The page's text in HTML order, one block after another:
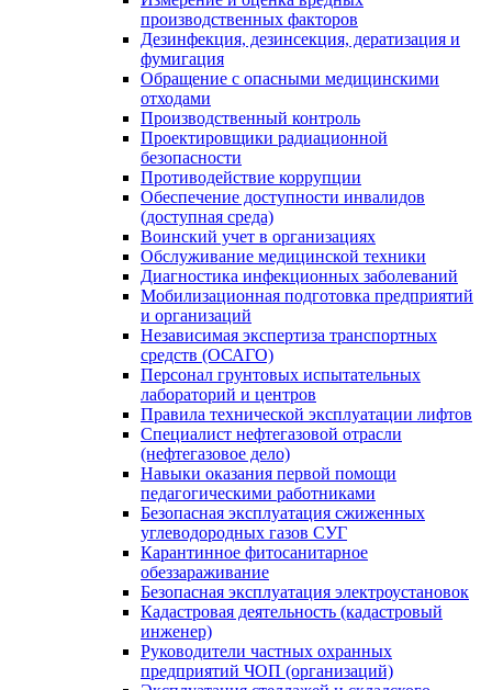
производственных факторов
Дезинфекция, дезинсекция, дератизация и
фумигация
Обращение с опасными медицинскими
отходами
Производственный контроль
Проектировщики радиационной
безопасности
Противодействие коррупции
Обеспечение доступности инвалидов
(доступная среда)
Воинский учет в организациях
Обслуживание медицинской техники
Диагностика инфекционных заболеваний
Мобилизационная подготовка предприятий
и организаций
Независимая экспертиза транспортных
средств (ОСАГО)
Персонал грунтовых испытательных
лабораторий и центров
Правила технической эксплуатации лифтов
Специалист нефтегазовой отрасли
(нефтегазовое дело)
Навыки оказания первой помощи
педагогическими работниками
Безопасная эксплуатация сжиженных
углеводородных газов СУГ
Карантинное фитосанитарное
обеззараживание
Безопасная эксплуатация электроустановок
Кадастровая деятельность (кадастровый
инженер)
Руководители частных охранных
предприятий ЧОП (организаций)